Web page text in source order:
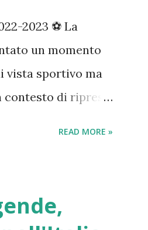
2023 ⚽️ La
un momento
vista sportivo ma
di ripresa
sul PIL
READ MORE »